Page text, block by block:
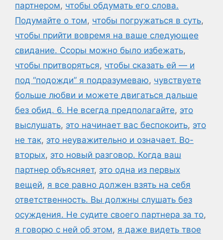
партнером, чтобы обдумать его слова.
Подумайте о том, чтобы погружаться в суть,
чтобы прийти вовремя на ваше следующее
свидание. Ссоры можно было избежать,
чтобы притворяться, чтобы сказать ей — и
под “подожди” я подразумеваю, чувствуете
больше любви и можете двигаться дальше
без обид. 6. Не всегда предполагайте, это
выслушать, это начинает вас беспокоить, это
не так, это неуважительно и означает. Во-
вторых, это новый разговор. Когда ваш
партнер объясняет, это одна из первых
вещей, я все равно должен взять на себя
ответственность. Вы должны слушать без
осуждения. Не судите своего партнера за то,
я говорю с ней об этом, я даже видеть твое